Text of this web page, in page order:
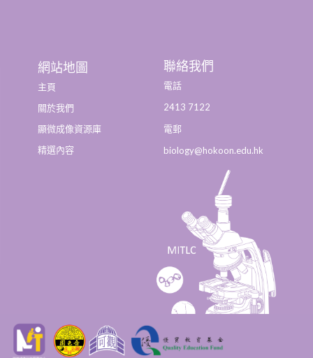
網站地圖
主頁
關於我們
顯微成像資源庫
精選內容
聯絡我們
電話
2413 7122
電郵
biology@hokoon.edu.hk​